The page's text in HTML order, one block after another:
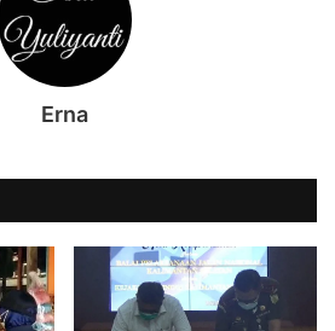
Erna